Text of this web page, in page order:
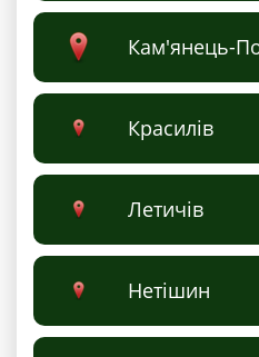
Кам'янець-
Красилів
Летичів
Нетішин